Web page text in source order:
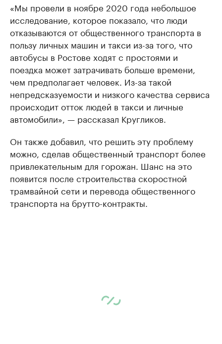
«Мы провели в ноябре 2020 года небольшое
исследование, которое показало, что люди
отказываются от общественного транспорта в
пользу личных машин и такси из-за того, что
автобусы в Ростове ходят с простоями и
поездка может затрачивать больше времени,
чем предполагает человек. Из-за такой
непредсказуемости и низкого качества сервиса
происходит отток людей в такси и личные
автомобили», — рассказал Кругликов.
Он также добавил, что решить эту проблему
можно, сделав общественный транспорт более
привлекательным для горожан. Шанс на это
появится после строительства скоростной
трамвайной сети и перевода общественного
транспорта на брутто-контракты.